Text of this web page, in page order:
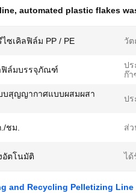
, automated plastic flakes
ซเคิลฟิล์ม PP / PE วัต
ฟิล์มบรรจุภัณฑ์
ปร
ก๊า
บสุญญากาศแบบผสมผสา
ปร
ชม. ส่
อัตโนมัติ ได้
and Recycling Pelletizing Line